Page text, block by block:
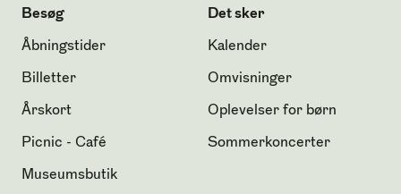
Besøg
Åbningstider
Billetter
Årskort
Picnic - Café
Museumsbutik
Det sker
Kalender
Omvisninger
Oplevelser for børn
Sommerkoncerter